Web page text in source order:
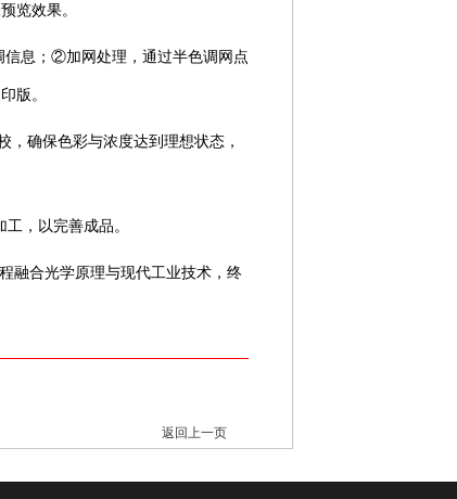
览效果。
息；②加网处理，通过半色调网点
版。
确保色彩与浓度达到理想状态，
，以完善成品。
融合光学原理与现代工业技术，终
返回上一页